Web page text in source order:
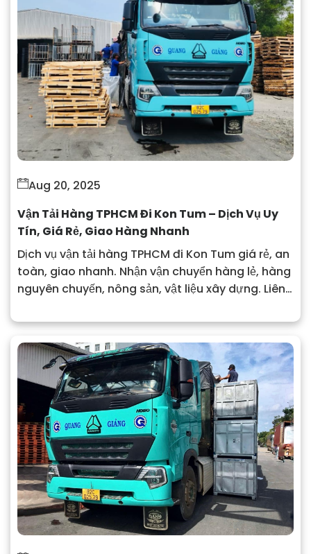
Aug 20, 2025
Vận Tải Hàng TPHCM Đi Kon Tum – Dịch Vụ Uy
Tín, Giá Rẻ, Giao Hàng Nhanh
Dịch vụ vận tải hàng TPHCM đi Kon Tum giá rẻ, an
toàn, giao nhanh. Nhận vận chuyển hàng lẻ, hàng
nguyên chuyến, nông sản, vật liệu xây dựng. Liên
báo giá chi tiết.